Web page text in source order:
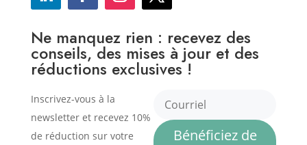
Ne manquez rien : recevez des
conseils, des mises à jour et des
réductions exclusives !
Inscrivez-vous à la
newsletter et recevez 10%
de réduction sur votre
Bénéficiez de